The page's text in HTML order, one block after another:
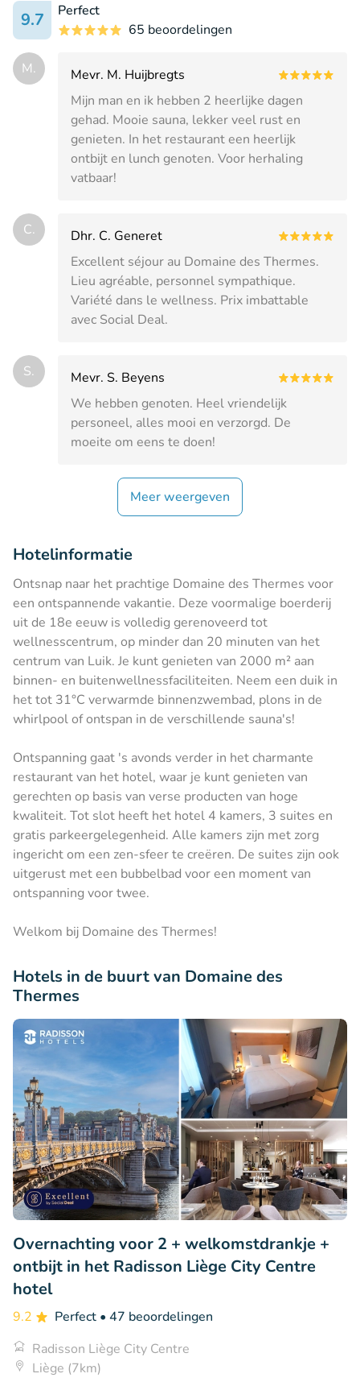
9.7
Perfect
65 beoordelingen
M.
Mevr. M. Huijbregts
Mijn man en ik hebben 2 heerlijke dagen
gehad. Mooie sauna, lekker veel rust en
genieten. In het restaurant een heerlijk
ontbijt en lunch genoten. Voor herhaling
vatbaar!
C.
Dhr. C. Generet
Excellent séjour au Domaine des Thermes.
Lieu agréable, personnel sympathique.
Variété dans le wellness. Prix imbattable
avec Social Deal.
S.
Mevr. S. Beyens
We hebben genoten. Heel vriendelijk
personeel, alles mooi en verzorgd. De
moeite om eens te doen!
Meer weergeven
Hotelinformatie
Ontsnap naar het prachtige Domaine des Thermes voor
een ontspannende vakantie. Deze voormalige boerderij
uit de 18e eeuw is volledig gerenoveerd tot
wellnesscentrum, op minder dan 20 minuten van het
centrum van Luik. Je kunt genieten van 2000 m² aan
binnen- en buitenwellnessfaciliteiten. Neem een duik in
het tot 31°C verwarmde binnenzwembad, plons in de
whirlpool of ontspan in de verschillende sauna's!
Ontspanning gaat 's avonds verder in het charmante
restaurant van het hotel, waar je kunt genieten van
gerechten op basis van verse producten van hoge
kwaliteit. Tot slot heeft het hotel 4 kamers, 3 suites en
gratis parkeergelegenheid. Alle kamers zijn met zorg
ingericht om een zen-sfeer te creëren. De suites zijn ook
uitgerust met een bubbelbad voor een moment van
ontspanning voor twee.
Welkom bij Domaine des Thermes!
Hotels in de buurt van Domaine des
Thermes
Overnachting voor 2 + welkomstdrankje +
ontbijt in het Radisson Liège City Centre
hotel
9.2 Perfect • 47 beoordelingen
Radisson Liège City Centre
Liège (7km)